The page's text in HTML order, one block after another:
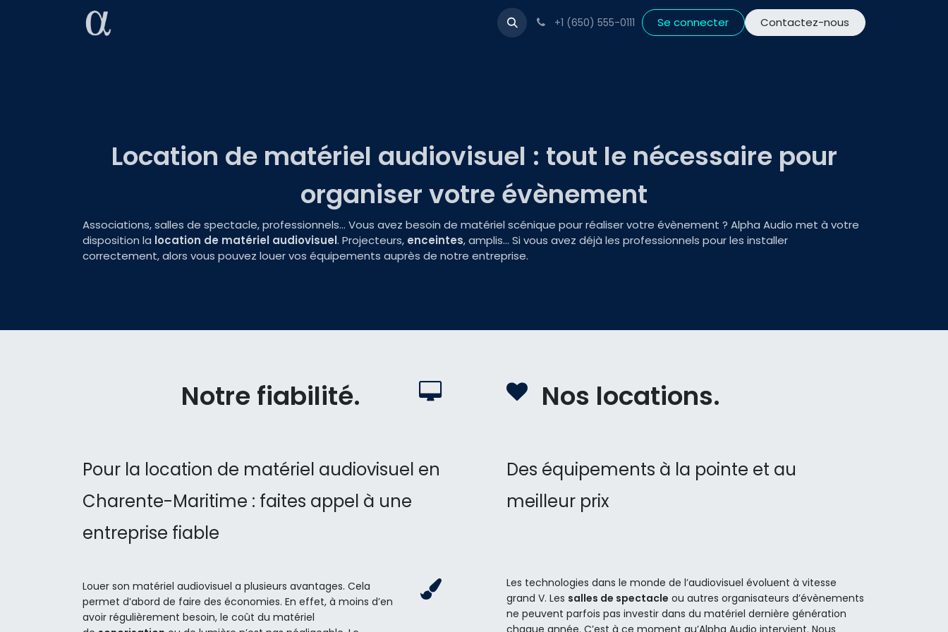
Rendez-vous +1 (650) 555-0111 Se connecter Contactez-nous
Location de matériel audiovisuel : tout le nécessaire pour
organiser votre évènement
Associations, salles de spectacle, professionnels… Vous avez besoin de matériel scénique pour réaliser votre évènement ? Alpha Audio met à votre
disposition la location de matériel audiovisuel. Projecteurs, enceintes, amplis… Si vous avez déjà les professionnels pour les installer
correctement, alors vous pouvez louer vos équipements auprès de notre entreprise.
Notre fiabilité.
Pour la location de matériel audiovisuel en
Charente-Maritime : faites appel à une
entreprise fiable
Louer son matériel audiovisuel a plusieurs avantages. Cela
permet d’abord de faire des économies. En effet, à moins d’en
avoir régulièrement besoin, le coût du matériel
Nos locations.
Des équipements à la pointe et au
meilleur prix
Les technologies dans le monde de l’audiovisuel évoluent à vitesse
grand V. Les salles de spectacle ou autres organisateurs d’évènements
ne peuvent parfois pas investir dans du matériel dernière génération
chaque année. C’est à ce moment qu’Alpha Audio intervient. Nous